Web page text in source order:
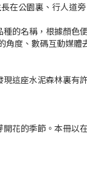
公園裏、行人道
的名稱，根據顏
度、數碼互動媒
這座水泥森林裏有
花的季節。本冊